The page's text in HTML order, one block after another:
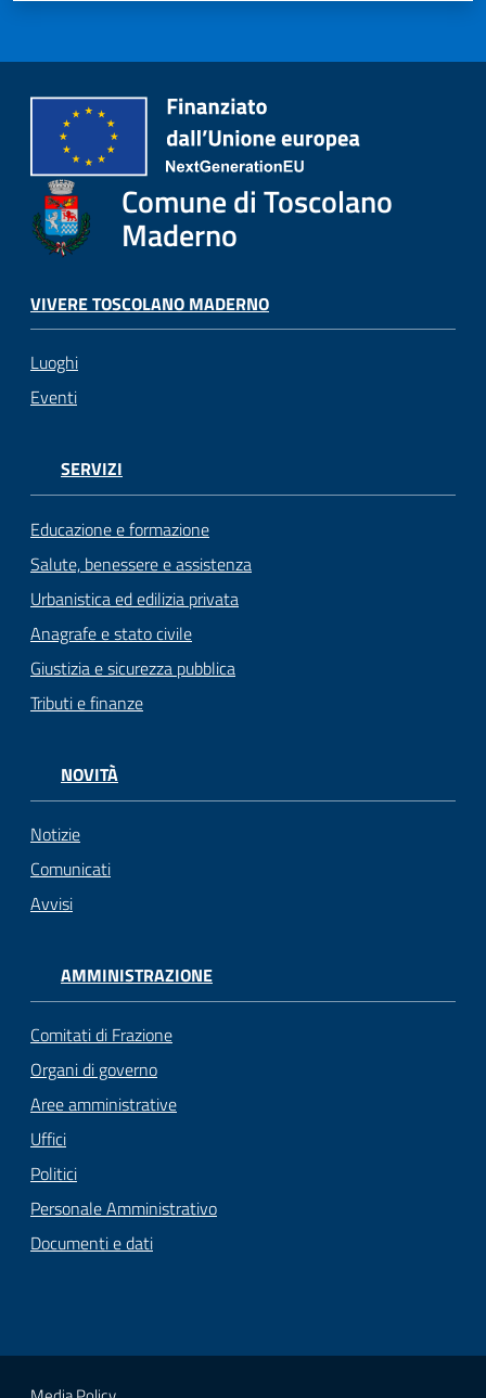
Comune di Toscolano
Maderno
VIVERE TOSCOLANO MADERNO
Luoghi
Eventi
SERVIZI
Educazione e formazione
Salute, benessere e assistenza
Urbanistica ed edilizia privata
Anagrafe e stato civile
Giustizia e sicurezza pubblica
Tributi e finanze
NOVITÀ
Notizie
Comunicati
Avvisi
AMMINISTRAZIONE
Comitati di Frazione
Organi di governo
Aree amministrative
Uffici
Politici
Personale Amministrativo
Documenti e dati